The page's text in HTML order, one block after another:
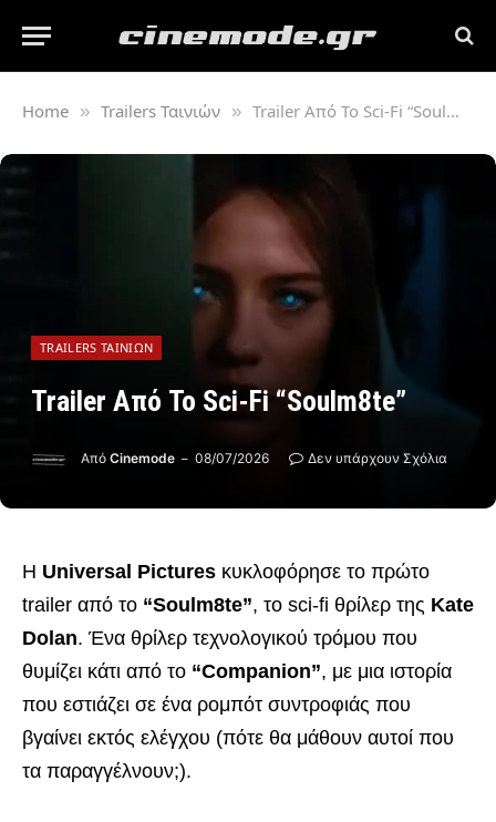
Home » Trailers Ταινιών » Trailer Από Το Sci-Fi “Soulm8te”
TRAILERS ΤΑΙΝΙΏΝ
Trailer Από Το Sci-Fi “Soulm8te”
Από Cinemode 08/07/2026 Δεν υπάρχουν Σχόλια
Η Universal Pictures κυκλοφόρησε το πρώτο
trailer από το “Soulm8te”, το sci-fi θρίλερ της Kate
Dolan. Ένα θρίλερ τεχνολογικού τρόμου που
θυμίζει κάτι από το “Companion”, με μια ιστορία
που εστιάζει σε ένα ρομπότ συντροφιάς που
βγαίνει εκτός ελέγχου (πότε θα μάθουν αυτοί που
τα παραγγέλνουν;).